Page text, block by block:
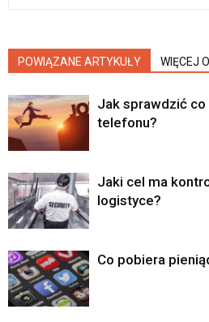
POWIĄZANE ARTYKUŁY WIĘCEJ
Jak sprawdzić
telefonu?
Jaki cel ma
logistyce?
Co pobiera